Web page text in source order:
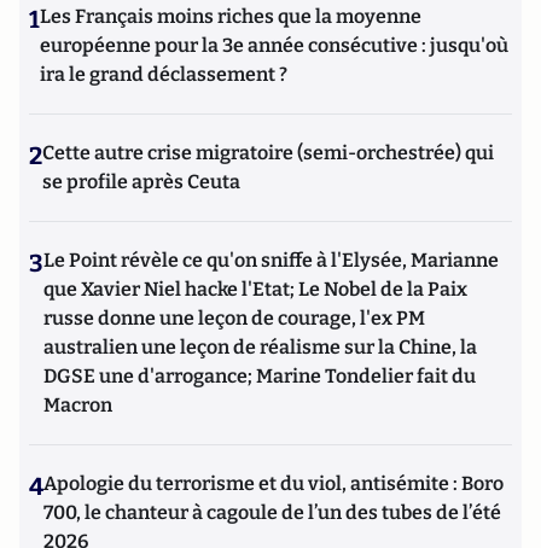
1Les Français moins riches que la moyenne
européenne pour la 3e année consécutive : jusqu'où
ira le grand déclassement ?
2Cette autre crise migratoire (semi-orchestrée) qui
se profile après Ceuta
3Le Point révèle ce qu'on sniffe à l'Elysée, Marianne
que Xavier Niel hacke l'Etat; Le Nobel de la Paix
russe donne une leçon de courage, l'ex PM
australien une leçon de réalisme sur la Chine, la
DGSE une d'arrogance; Marine Tondelier fait du
Macron
4Apologie du terrorisme et du viol, antisémite : Boro
700, le chanteur à cagoule de l’un des tubes de l’été
2026